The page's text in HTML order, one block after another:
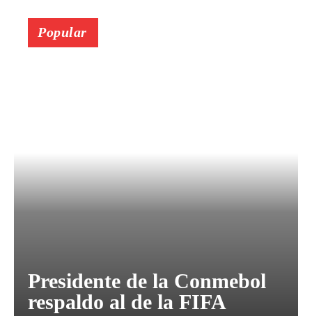
Popular
Presidente de la Conmebol
respaldo al de la FIFA